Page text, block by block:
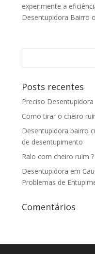
experimente a
Desentupidora Bairro
Posts recentes
Preciso Desentupidora
Como tirar o cheiro
Desentupidora bairro
de desentupimento
Ralo com cheiro ruim
Desentupidora em
Problemas de
Comentários